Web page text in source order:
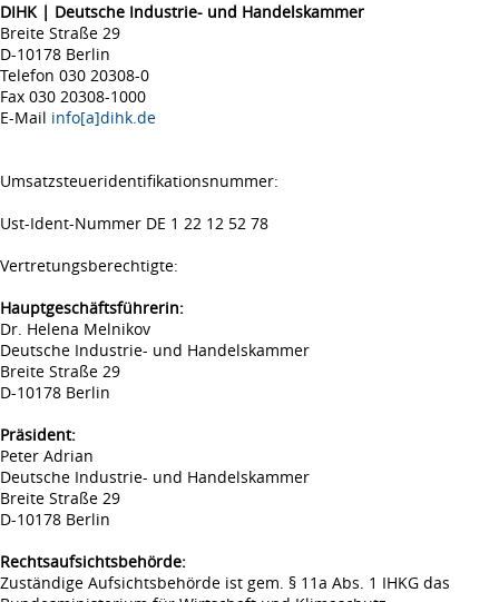
DIHK | Deutsche Industrie- und Handelskammer
Breite Straße 29
D-10178 Berlin
Telefon 030 20308-0
Fax 030 20308-1000
E-Mail info[a]dihk.de
Umsatzsteueridentifikationsnummer:
Ust-Ident-Nummer DE 1 22 12 52 78
Vertretungsberechtigte:
Hauptgeschäftsführerin:
Dr. Helena Melnikov
Deutsche Industrie- und Handelskammer
Breite Straße 29
D-10178 Berlin
Präsident:
Peter Adrian
Deutsche Industrie- und Handelskammer
Breite Straße 29
D-10178 Berlin
Rechtsaufsichtsbehörde:
Zuständige Aufsichtsbehörde ist gem. § 11a Abs. 1 IHKG das